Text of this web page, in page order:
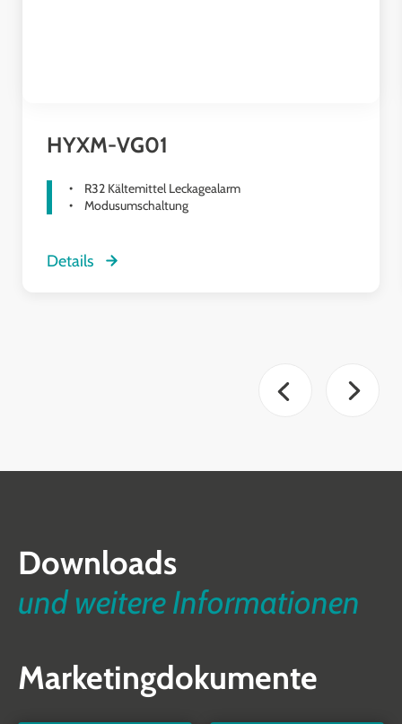
HYXM-VG01
R32 Kältemittel Leckagealarm
Modusumschaltung
Details
Downloads
und weitere Informationen
Marketingdokumente